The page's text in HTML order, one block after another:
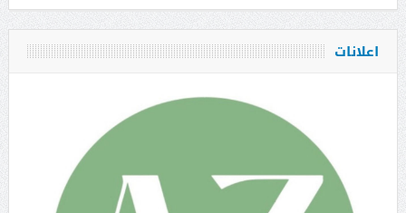
اعلانات